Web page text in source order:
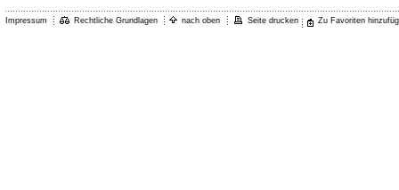
Impressum Rechtliche Grundlagen nach oben Seite drucken Zu Favoriten